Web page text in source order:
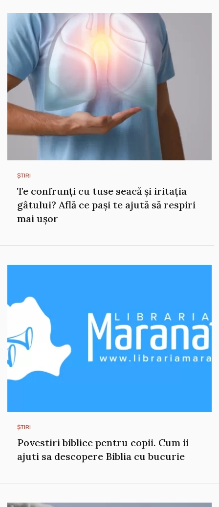
ȘTIRI
Te confrunți cu tuse seacă și iritația
gâtului? Află ce pași te ajută să respiri
mai ușor
ȘTIRI
Povestiri biblice pentru copii. Cum ii
ajuti sa descopere Biblia cu bucurie